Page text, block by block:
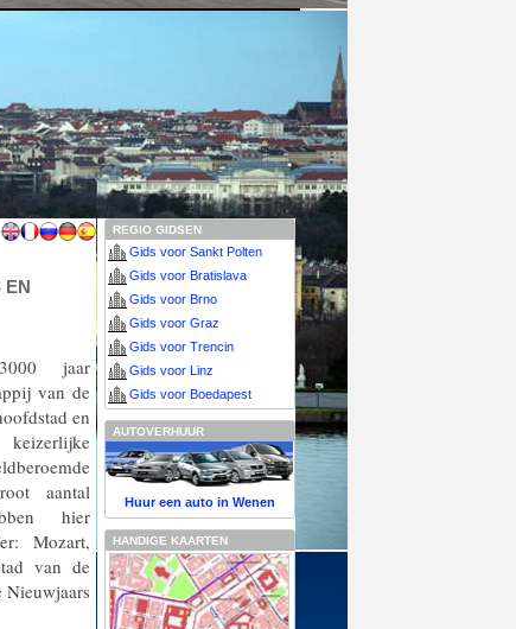
EN
jaar
van de
en
aantal
hier
Mozart,
van de
Nieuwjaars
REGIO GIDSEN
Gids voor Sankt Polten
Gids voor Bratislava
Gids voor Brno
Gids voor Graz
Gids voor Trencin
Gids voor Linz
Gids voor Boedapest
AUTOVERHUUR
Huur een auto in Wenen
HANDIGE KAARTEN